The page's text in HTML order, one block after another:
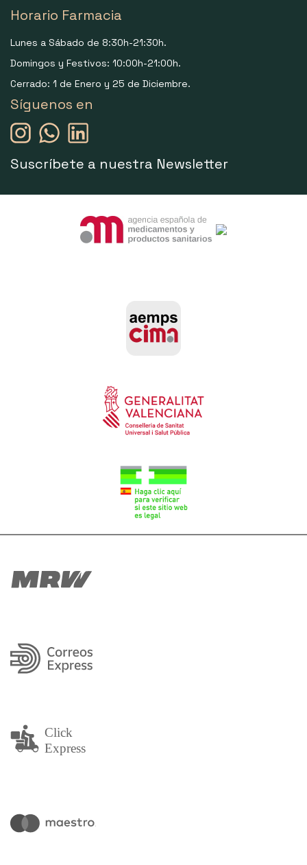
Horario Farmacia
Lunes a Sábado de 8:30h-21:30h.
Domingos y Festivos: 10:00h-21:00h.
Cerrado: 1 de Enero y 25 de Diciembre.
Síguenos en
Suscríbete a nuestra Newsletter